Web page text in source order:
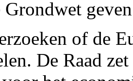
Grondwet
of de
De Raad